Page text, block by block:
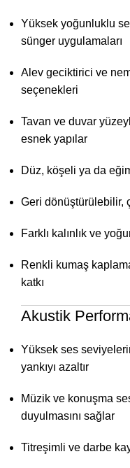
Yüksek yoğunluklu
sünger uygulamaları
Alev geciktirici ve
seçenekleri
Tavan ve duvar
esnek yapılar
Düz, köşeli ya da
Geri dönüştürülebilir,
Farklı kalınlık ve
Renkli kumaş
katkı
Akustik
Yüksek ses
yankıyı azaltır
Müzik ve konuşma
duyulmasını sağlar
Titreşimli ve darbe